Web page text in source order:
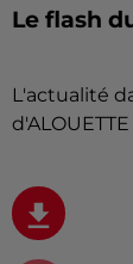
Le flash
L'actualité
d'ALOUETTE